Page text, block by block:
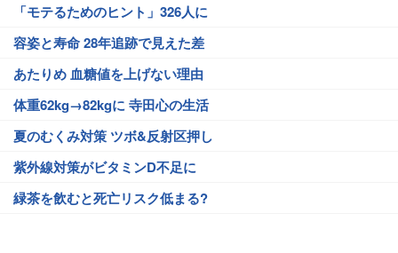
「モテるためのヒント」326人に
容姿と寿命 28年追跡で見えた差
あたりめ 血糖値を上げない理由
体重62kg→82kgに 寺田心の生活
夏のむくみ対策 ツボ&反射区押し
紫外線対策がビタミンD不足に
緑茶を飲むと死亡リスク低まる?